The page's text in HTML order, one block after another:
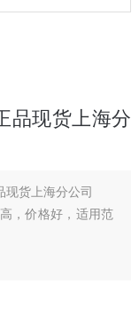
品现货上海分
现货上海分公司
，价格好，适用范